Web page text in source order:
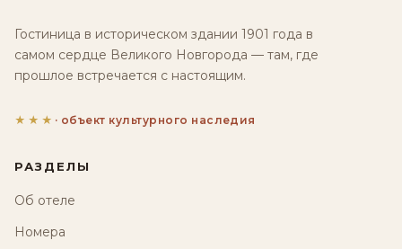
Гостиница в историческом здании 1901 года в
самом сердце Великого Новгорода — там, где
прошлое встречается с настоящим.
★★★ · объект культурного наследия
РАЗДЕЛЫ
Об отеле
Номера